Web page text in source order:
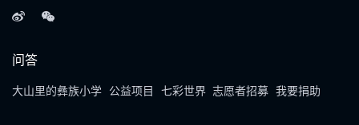
问答
大山里的彝族小学 公益项目 七彩世界 志愿者招募 我要捐助